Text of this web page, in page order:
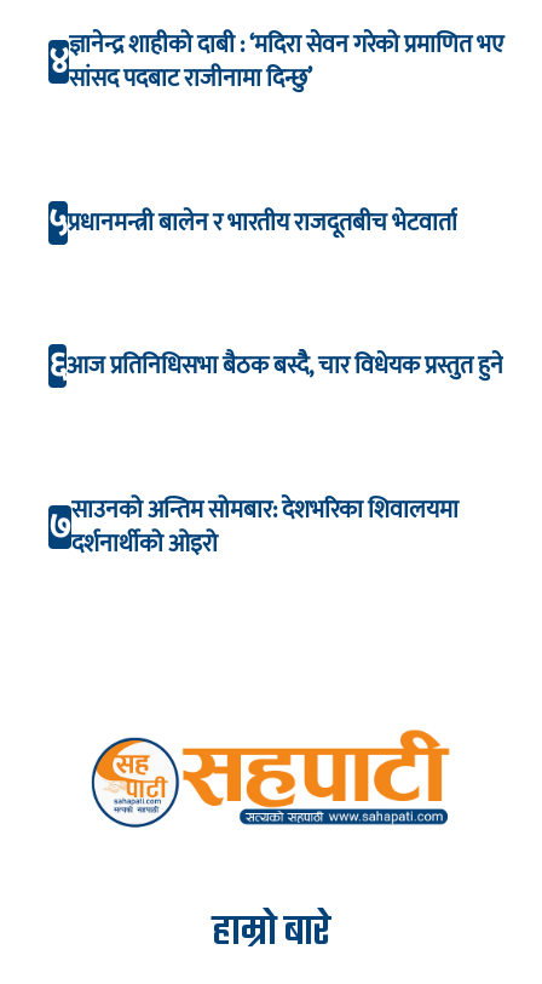
४ज्ञानेन्द्र शाहीको दाबी : ‘मदिरा सेवन गरेको प्रमाणित भए
सांसद पदबाट राजीनामा दिन्छु’
५प्रधानमन्त्री बालेन र भारतीय राजदूतबीच भेटवार्ता
६आज प्रतिनिधिसभा बैठक बस्दैै, चार विधेयक प्रस्तुत हुने
७साउनको अन्तिम सोमबार: देशभरिका शिवालयमा
दर्शनार्थीको ओइरो
हाम्रो बारे